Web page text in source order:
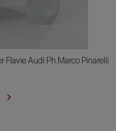
Flavie Audi Ph.Marco Pinarelli